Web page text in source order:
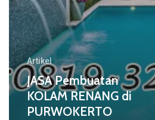
Artikel
JASA Pembuatan
KOLAM RENANG di
PURWOKERTO